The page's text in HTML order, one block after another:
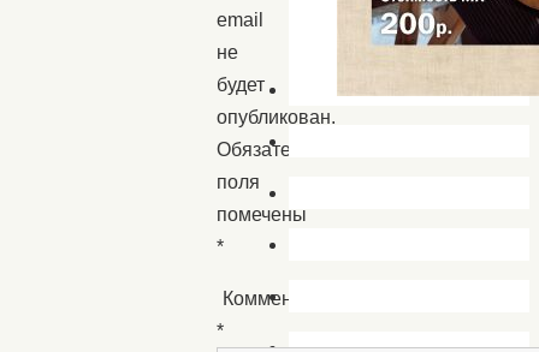
email
не
будет
опубликован.
Обязательные
поля
помечены
*
Комментарий
*